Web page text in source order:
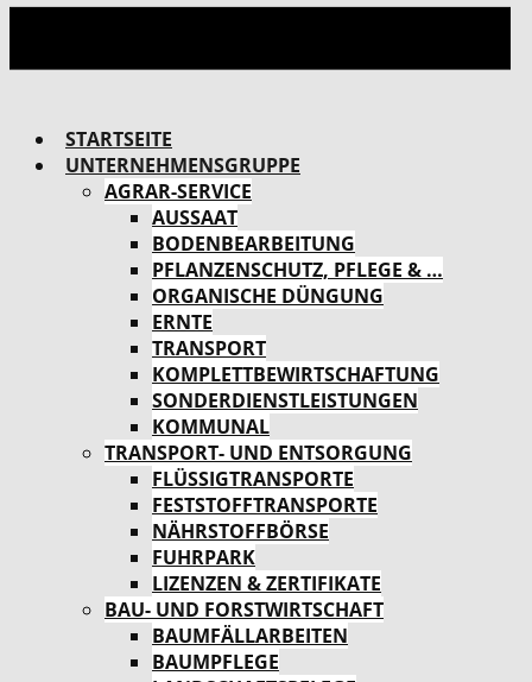
STARTSEITE
UNTERNEHMENSGRUPPE
AGRAR-SERVICE
AUSSAAT
BODENBEARBEITUNG
PFLANZENSCHUTZ, PFLEGE & …
ORGANISCHE DÜNGUNG
ERNTE
TRANSPORT
KOMPLETTBEWIRTSCHAFTUNG
SONDERDIENSTLEISTUNGEN
KOMMUNAL
TRANSPORT- UND ENTSORGUNG
FLÜSSIGTRANSPORTE
FESTSTOFFTRANSPORTE
NÄHRSTOFFBÖRSE
FUHRPARK
LIZENZEN & ZERTIFIKATE
BAU- UND FORSTWIRTSCHAFT
BAUMFÄLLARBEITEN
BAUMPFLEGE